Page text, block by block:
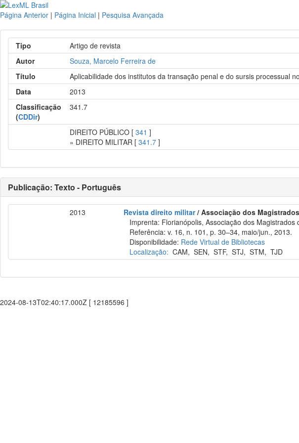
Página Anterior | Página Inicial | Pesquisa Avançada
Tipo
Artigo de revista
Autor
Souza, Marcelo Ferreira de
Título
Aplicabilidade dos institutos da transação penal e do sursis processual
Data
2013
Classificação
(CDDir)
341.7
DIREITO PÚBLICO [341 ]
» DIREITO MILITAR [341.7 ]
Publicação: Texto - Português
2013 Revista direito militar/ Associação dos
Imprenta: Florianópolis, Associação dos Magistrados
Referência: v. 16, n. 101, p. 30–34, maio/jun., 2013.
Disponibilidade: Rede Virtual de Bibliotecas
Localização: CAM,SEN,STF,STJ,STM,TJD
2024-08-13T02:40:17.000Z [ 12185596 ]